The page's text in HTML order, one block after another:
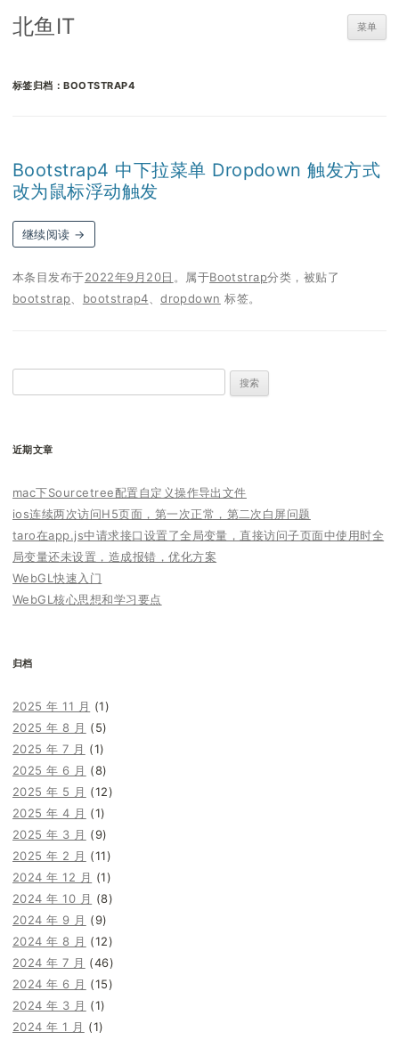
北鱼IT 菜单
标签归档：BOOTSTRAP4
Bootstrap4 中下拉菜单 Dropdown 触发方式
改为鼠标浮动触发
继续阅读 →
本条目发布于2022年9月20日 。属于Bootstrap分类，被贴了
bootstrap
bootstrap4 、dropdown 标签。
索：
近期文章
mac下Sourcetree配置自定义操作导出文件
ios连续两次访问H5页面，第一次正常，第二次白屏问题
taro在app.js中请求接口设置了全局变量，直接访问子页面中使用时全
局变量还未设置，造成报错，优化方案
WebGL快速入门
WebGL核心思想和学习要点
归档
2025 年 11 月 (1)
2025 年 8 月 (5)
2025 年 7 月 (1)
2025 年 6 月 (8)
2025 年 5 月 (12)
2025 年 4 月 (1)
2025 年 3 月 (9)
2025 年 2 月 (11)
2024 年 12 月 (1)
2024 年 10 月 (8)
2024 年 9 月 (9)
2024 年 8 月 (12)
2024 年 7 月 (46)
2024 年 6 月 (15)
2024 年 3 月 (1)
2024 年 1 月 (1)